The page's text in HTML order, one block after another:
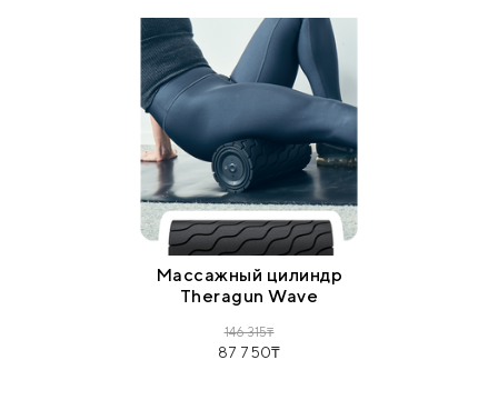
Массажный цилиндр
Theragun Wave
146 315
87 750